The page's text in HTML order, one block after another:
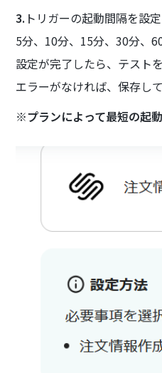
3. トリガーの起動間隔を設定
5分、10分、15分、30分、
設定が完了したら、テスト
エラーがなければ、保存し
※プランによって最短の起